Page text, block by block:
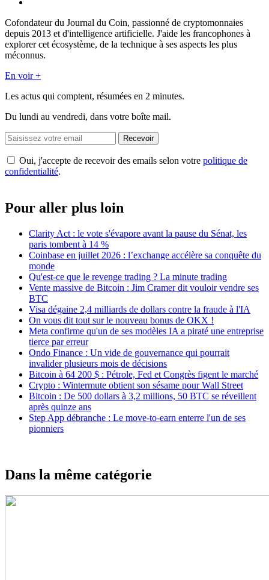
Cofondateur du Journal du Coin, passionné de cryptomonnaies
depuis 2013 et d'intelligence artificielle. J'aide les francophones à
explorer cet écosystème, de la technique à ses aspects les plus
méconnus.
En voir +
Les actus qui comptent, résumées en 2 minutes.
Du lundi au vendredi, dans votre boîte mail.
Recevoir
Oui, j'accepte de recevoir des emails selon votre politique de
confidentialité.
Pour aller plus loin
Clarity Act : le vote s'évapore avant la pause du Sénat, les
paris tombent à 14 %
Coinbase en juillet 2026 : l’exchange accélère sa conquête du
monde
Qu'est-ce que le revenge trading ? La minute trading
Vente massive de Bitcoin : Jim Cramer dit vouloir vendre ses
BTC
Visa dégaine 2,4 milliards de dollars contre la fraude à l'IA
On vous dit tout sur le nouveau bonus de OKX !
Meta confirme qu'un de ses modèles IA a piraté une entreprise
tierce par erreur
Ondo Finance : Un vide de gouvernance qui pourrait
invalider plusieurs mois de décisions
Bitcoin à 64 200 $ : Pétrole, Fed et Congrès figent le marché
Crypto : Wintermute obtient son sésame pour Wall Street
Bitcoin : De 500 dollars à 3,2 millions, 50 BTC se réveillent
après quinze ans
Step App débranche : Le move-to-earn enterre l'un de ses
pionniers
Dans la même catégorie